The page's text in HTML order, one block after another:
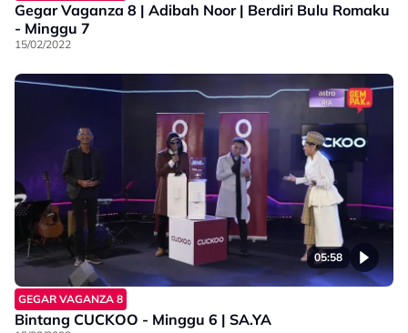
Gegar Vaganza 8 | Adibah Noor | Berdiri Bulu Romaku
- Minggu 7
15/02/2022
05:58
GEGAR VAGANZA 8
Bintang CUCKOO - Minggu 6 | SA.YA